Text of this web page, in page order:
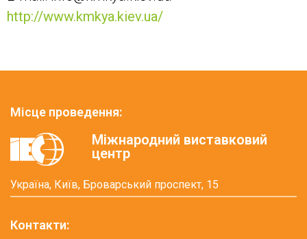
http://www.kmkya.kiev.ua/
Місце проведення:
Міжнародний виставковий
центр
Україна, Київ, Броварський проспект, 15
Контакти: